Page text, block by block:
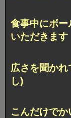
食事中にボー
いただきま
広さを聞か
し)
こんだけで